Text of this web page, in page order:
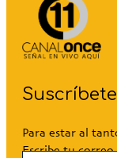
Suscríbete
Para estar al
Escribe tu